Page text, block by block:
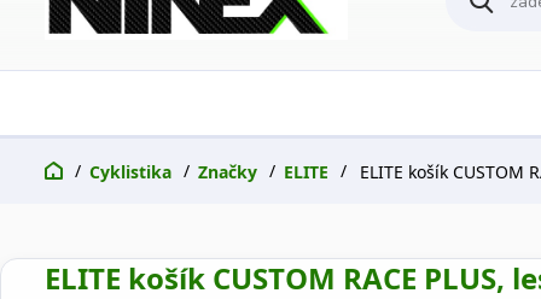
Cyklistika Značky ELITE ELITE košík CUSTOM
ELITE košík CUSTOM RACE